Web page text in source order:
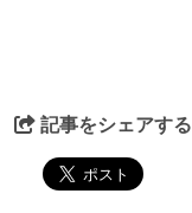
記事をシェアする